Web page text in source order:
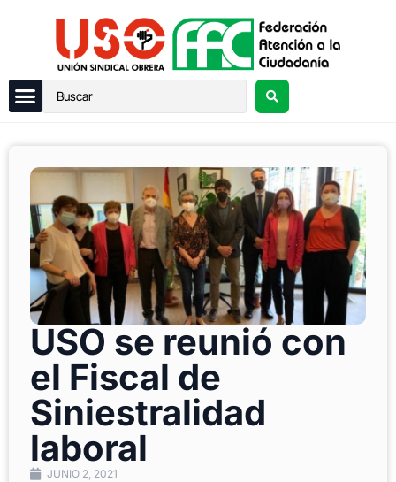
USO se reunió con
el Fiscal de
Siniestralidad
laboral
JUNIO 2, 2021